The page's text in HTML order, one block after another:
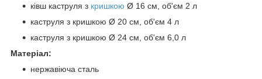
ківш каструля з кришкою Ø 16 см, об'єм 2 л
каструля з кришкою Ø 20 см, об'єм 4 л
каструля з кришкою Ø 24 см, об'єм 6,0 л
Матеріал:
нержавіюча сталь